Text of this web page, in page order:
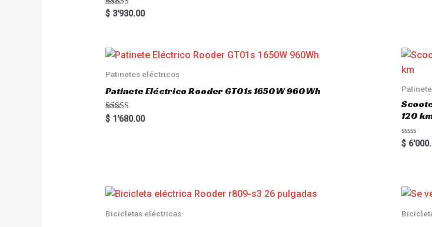
Rated
5.00
$3'930.00
Patinetes eléctricos
Patinete Eléctrico Rooder GT01s 1650W 960Wh
Rated
5.00
$1'680.00
120
R
a
o
u
o
f
$
Bicicletas eléctricas